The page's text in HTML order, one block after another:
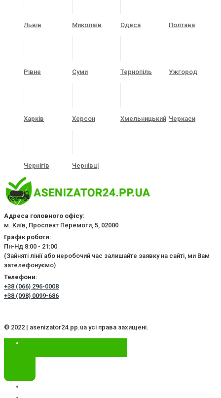
Львів Миколаїв Одеса Полтава
Рівне Суми Тернопіль Ужгород
Харків Херсон Хмельницький Черкаси
Чернігів Чернівці
Адреса головного офісу:
м. Київ, Проспект Перемоги, 5, 02000
Графік роботи:
Пн-Нд 8:00 - 21:00
(Зайняті лінії або неробочий час залишайте заявку на сайті, ми Вам
зателефонуємо)
Телефони:
+38 (066) 296-0008
+38 (098) 0099-686
© 2022 | asenizator24.pp.ua усі права захищені.